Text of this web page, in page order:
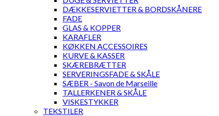
DÆKKESERVIETTER & BORDSKÅNERE
FADE
GLAS & KOPPER
KARAFLER
KØKKEN ACCESSOIRES
KURVE & KASSER
SKÆREBRÆTTER
SERVERINGSFADE & SKÅLE
SÆBER - Savon de Marseille
TALLERKENER & SKÅLE
VISKESTYKKER
TEKSTILER